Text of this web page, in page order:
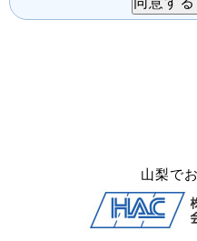
ご同意の上、送信
２．第三者提供
案件紹介希望者
合、委託する
山梨でお